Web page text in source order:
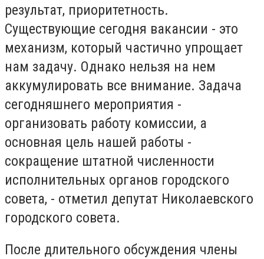
результат, приоритетность.
Существующие сегодня вакансии - это
механизм, который частично упрощает
нам задачу. Однако нельзя на нем
аккумулировать все внимание. Задача
сегодняшнего мероприятия -
организовать работу комиссии, а
основная цель нашей работы -
сокращение штатной численности
исполнительных органов городского
совета, - отметил депутат Николаевского
городского совета.
После длительного обсуждения члены